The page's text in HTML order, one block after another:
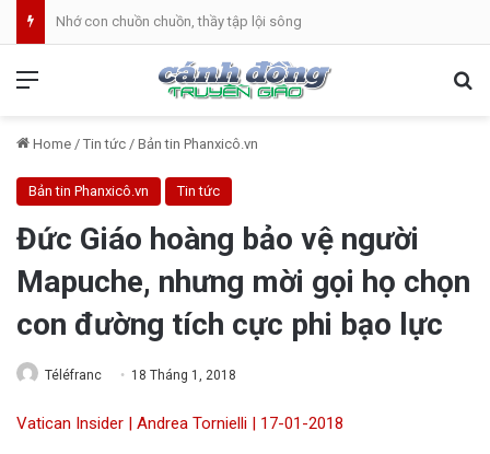
Nhớ con chuồn chuồn, thầy tập lội sông
Home / Tin tức / Bản tin Phanxicô.vn
Bản tin Phanxicô.vn Tin tức
Đức Giáo hoàng bảo vệ người
Mapuche, nhưng mời gọi họ chọn
con đường tích cực phi bạo lực
Téléfranc 18 Tháng 1, 2018
Vatican Insider | Andrea Tornielli | 17-01-2018